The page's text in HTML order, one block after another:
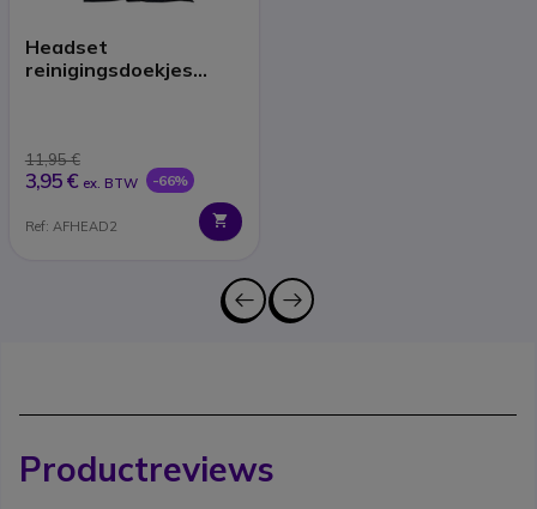
Headset
reinigingsdoekjes
11,95 €
3,95 € ex. BTW -66%
Ref: AFHEAD2
Productreviews